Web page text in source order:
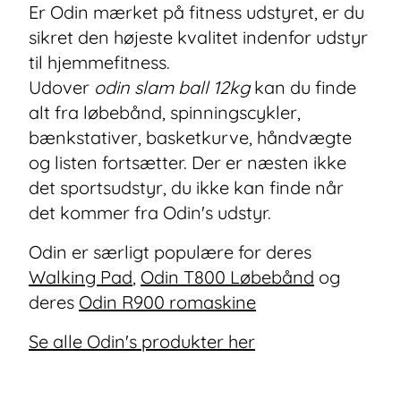
Er Odin mærket på fitness udstyret, er du
sikret den højeste kvalitet indenfor udstyr
til hjemmefitness.
Udover odin slam ball 12kgkan du finde
alt fra løbebånd, spinningscykler,
bænkstativer, basketkurve, håndvægte
og listen fortsætter. Der er næsten ikke
det sportsudstyr, du ikke kan finde når
det kommer fra Odin's udstyr.
Odin er særligt populære for deres
Walking Pad, Odin T800 Løbebånd og
deres Odin R900 romaskine
Se alle Odin's produkter her